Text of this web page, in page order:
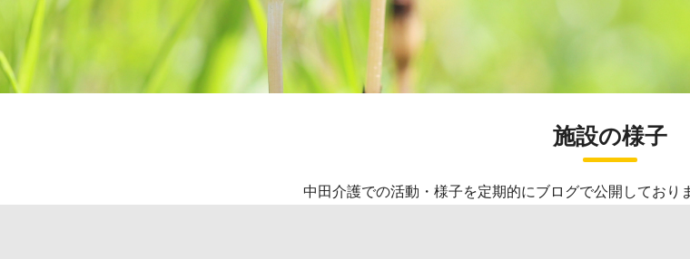
施設の様子
中田介護での活動・様子を定期的にブログで公開しており